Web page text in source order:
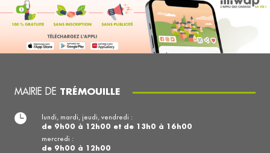
MAIRIE DE TRÉMOUILLE
lundi, mardi, jeudi, vendredi :
de 9h00 à 12h00 et de 13h0 à 16h00
mercredi :
de 9h00 à 12h00